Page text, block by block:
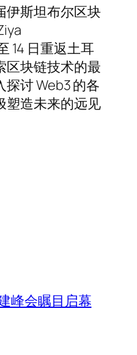
伊斯坦布尔区块
14 日重返土耳
区块链技术的最
讨 Web3 的各
塑造未来的远见
峰会瞩目启幕